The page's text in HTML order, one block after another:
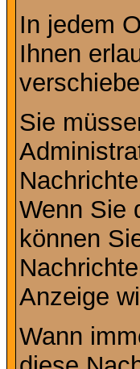
In jedem
Ihnen
Sie
Wenn Sie
können
Anzeige
Wann